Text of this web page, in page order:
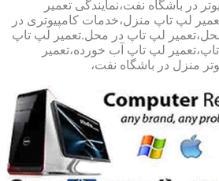
در باشگاه نفت،نمایندگی تعمیر
لپ تاپ منزل،خدمات کامپیوتری در
لپ تاپ در محل.تعمیر لپ تاپ
لپ تاپ آب خورده،تعمیر
منزل در باشگاه نفت،